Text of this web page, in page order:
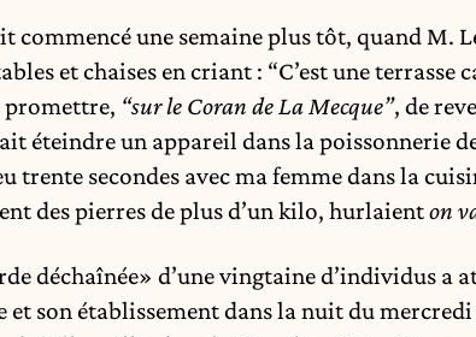
commencé une semaine plus tôt, quand M.
et chaises en criant : “C’est une terrasse
promettre, “sur le Coran de La Mecque”, de
éteindre un appareil dans la poissonnerie
trente secondes avec ma femme dans la
des pierres de plus d’un kilo, hurlaienton
déchaînée» d’une vingtaine d’individus a
et son établissement dans la nuit du